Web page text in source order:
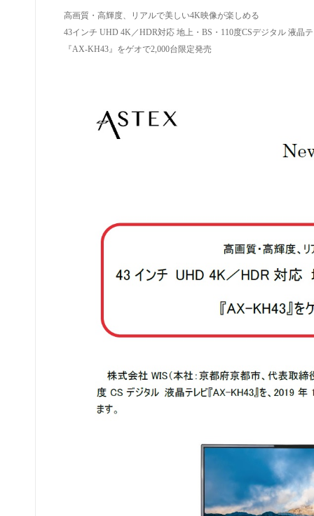
高画質・高輝度、リアルで美しい4K映像が楽しめる
43インチ UHD 4K／HDR対応 地上・ BS ・ 110度CSデジタル 液晶
『AX-KH43』をゲオで2,000台限定発売